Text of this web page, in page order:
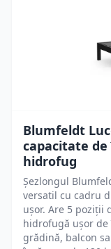
Blumfeldt
capacitate
hidrofug
Șezlongul
versatil cu cadru
ușor. Are 5 poziții
hidrofugă ușor
grădină, balcon